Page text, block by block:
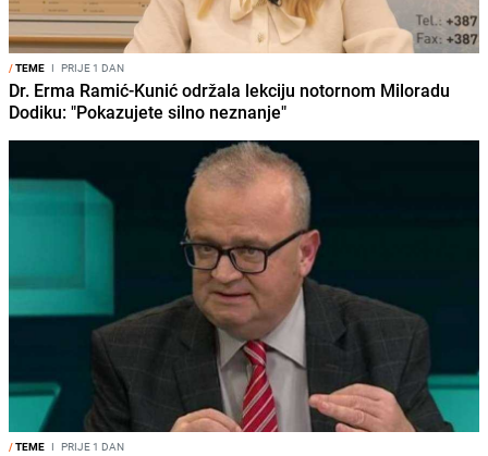
/TEME I PRIJE 1 DAN
Dr. Erma Ramić-Kunić održala lekciju notornom Miloradu
Dodiku: "Pokazujete silno neznanje"
/TEME I PRIJE 1 DAN